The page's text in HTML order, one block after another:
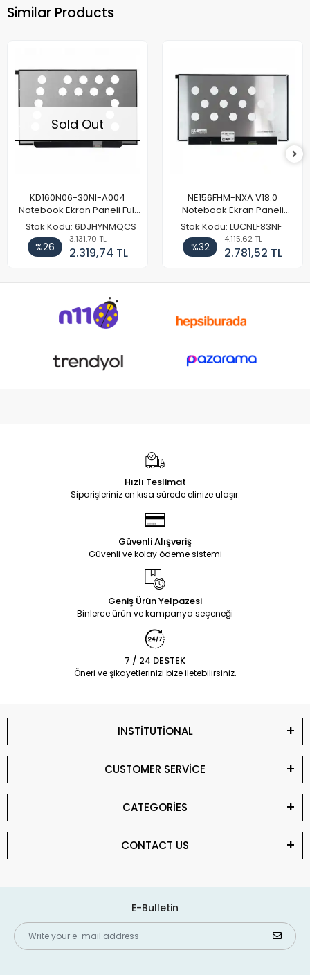
Similar Products
Sold Out
KD160N06-30NI-A004
Notebook Ekran Paneli Full
HD
Stok Kodu: 6DJHYNMQCS
%26
3.131,70 TL
2.319,74 TL
NE156FHM-NXA V18.0
Notebook Ekran Paneli
144Hz
Stok Kodu: LUCNLF83NF
%32
4.115,62 TL
2.781,52 TL
Hızlı Teslimat
Siparişleriniz en kısa sürede elinize ulaşır.
Güvenli Alışveriş
Güvenli ve kolay ödeme sistemi
Geniş Ürün Yelpazesi
Binlerce ürün ve kampanya seçeneği
7 / 24 DESTEK
Öneri ve şikayetlerinizi bize iletebilirsiniz.
INSTİTUTİONAL
CUSTOMER SERVİCE
CATEGORİES
CONTACT US
E-Bulletin